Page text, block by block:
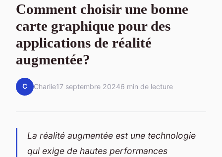
Comment choisir une bonne
carte graphique pour des
applications de réalité
augmentée?
C Charlie17 septembre 20246 min de lecture
La réalité augmentée est une technologie
qui exige de hautes performances